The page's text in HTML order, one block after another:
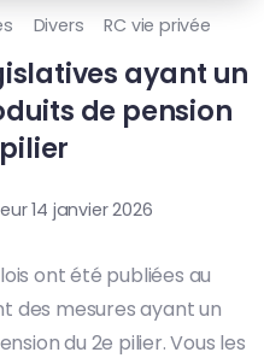
Divers RC vie privée
ayant un
de pension
14 janvier 2026
ont été publiées au
des mesures ayant un
du 2e pilier. Vous les